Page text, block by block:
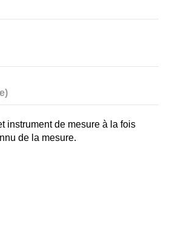
instrument de mesure à la fois
de la mesure.